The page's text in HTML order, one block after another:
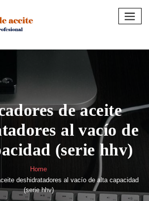
de aceite
al vacío de
(serie hhv)
Home
deshidratadores al vacío de alta capacidad
(serie hhv)